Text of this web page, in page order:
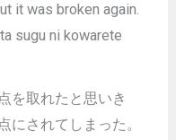
it was broken again.
sugu ni kowarete
を取れたと思いき
にされてしまった。